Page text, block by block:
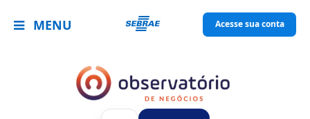
MENU Acesse sua conta